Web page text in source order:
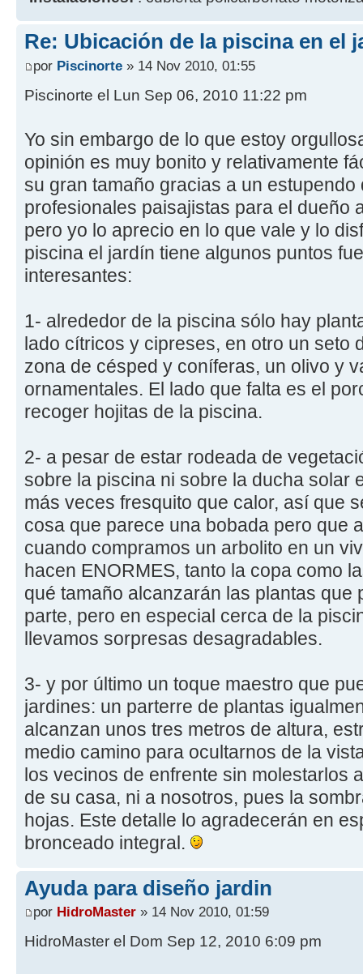
Re: Ubicación de la piscina en el
por Piscinorte » 14 Nov 2010, 01:55
Piscinorte el Lun Sep 06, 2010 11:22 pm
Yo sin embargo de lo que estoy
opinión es muy bonito y relativamente
su gran tamaño gracias a un
profesionales paisajistas para el dueño
pero yo lo aprecio en lo que vale y lo
piscina el jardín tiene algunos puntos
interesantes:
1- alrededor de la piscina sólo hay
lado cítricos y cipreses, en otro un seto
zona de césped y coníferas, un olivo y
ornamentales. El lado que falta es el
recoger hojitas de la piscina.
2- a pesar de estar rodeada de
sobre la piscina ni sobre la ducha solar
más veces fresquito que calor, así que
cosa que parece una bobada pero que
cuando compramos un arbolito en un
hacen ENORMES, tanto la copa como
qué tamaño alcanzarán las plantas que
parte, pero en especial cerca de la
llevamos sorpresas desagradables.
3- y por último un toque maestro que
jardines: un parterre de plantas
alcanzan unos tres metros de altura,
medio camino para ocultarnos de la
los vecinos de enfrente sin molestarlos
de su casa, ni a nosotros, pues la
hojas. Este detalle lo agradecerán en
bronceado integral.
Ayuda para diseño jardin
por HidroMaster » 14 Nov 2010, 01:59
HidroMaster el Dom Sep 12, 2010 6:09 pm